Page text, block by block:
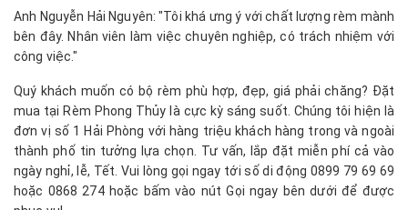
Anh Nguyễn Hải Nguyên: "Tôi khá ưng ý với chất lượng rèm mành
bên đây. Nhân viên làm việc chuyên nghiệp, có trách nhiệm với
công việc."
Quý khách muốn có bộ rèm phù hợp, đẹp, giá phải chăng? Đặt
mua tại Rèm Phong Thủy là cực kỳ sáng suốt. Chúng tôi hiện là
đơn vị số 1 Hải Phòng với hàng triệu khách hàng trong và ngoài
thành phố tin tưởng lựa chọn. Tư vấn, lắp đặt miễn phí cả vào
ngày nghỉ, lễ, Tết. Vui lòng gọi ngay tới số di động 0899 79 69 69
hoặc 0868 274 hoặc bấm vào nút Gọi ngay bên dưới để được